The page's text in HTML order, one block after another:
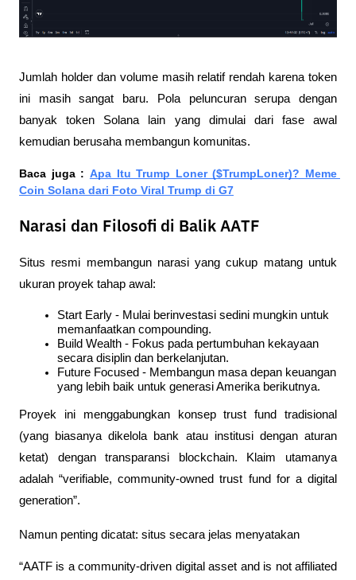
Jumlah holder dan volume masih relatif rendah karena token
ini masih sangat baru. Pola peluncuran serupa dengan
banyak token Solana lain yang dimulai dari fase awal
kemudian berusaha membangun komunitas.
Baca juga : Apa Itu Trump Loner ($TrumpLoner)? Meme
Coin Solana dari Foto Viral Trump di G7
Narasi dan Filosofi di Balik AATF
Situs resmi membangun narasi yang cukup matang untuk
ukuran proyek tahap awal:
Start Early - Mulai berinvestasi sedini mungkin untuk
memanfaatkan compounding.
Build Wealth - Fokus pada pertumbuhan kekayaan
secara disiplin dan berkelanjutan.
Future Focused - Membangun masa depan keuangan
yang lebih baik untuk generasi Amerika berikutnya.
Proyek ini menggabungkan konsep trust fund tradisional
(yang biasanya dikelola bank atau institusi dengan aturan
ketat) dengan transparansi blockchain. Klaim utamanya
adalah “verifiable, community-owned trust fund for a digital
generation”.
Namun penting dicatat: situs secara jelas menyatakan
“AATF is a community-driven digital asset and is not affiliated